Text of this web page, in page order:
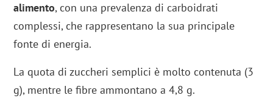
alimento, con una prevalenza di carboidrati
complessi, che rappresentano la sua principale
fonte di energia.
La quota di zuccheri semplici è molto contenuta (3
g), mentre le fibre ammontano a 4,8 g.